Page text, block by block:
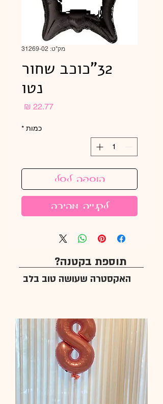
מק"ט: 31269-02
32"כוכב שחור
נטו
כמות *
הוספה לסל
לקנייה מהירה
תוספת בקטנה?
האקסטרה שעושה טוב בלב